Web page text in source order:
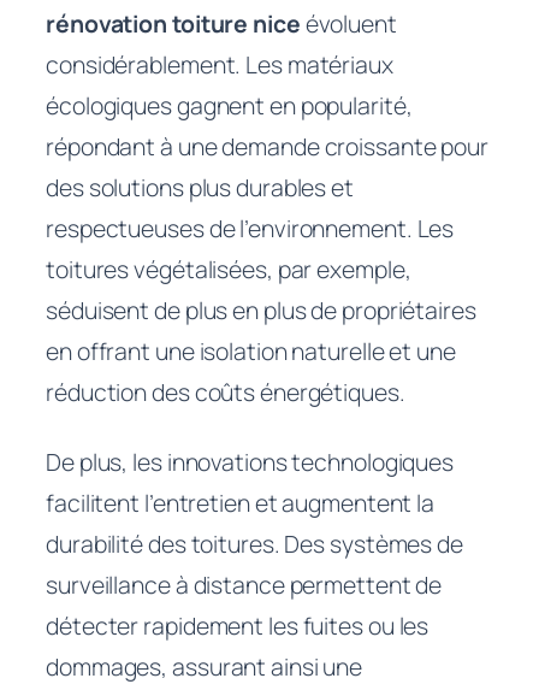
rénovation toiture niceévoluent
considérablement. Les matériaux
écologiques gagnent en popularité,
répondant à une demande croissante pour
des solutions plus durables et
respectueuses de l’environnement. Les
toitures végétalisées, par exemple,
séduisent de plus en plus de propriétaires
en offrant une isolation naturelle et une
réduction des coûts énergétiques.
De plus, les innovations technologiques
facilitent l’entretien et augmentent la
durabilité des toitures. Des systèmes de
surveillance à distance permettent de
détecter rapidement les fuites ou les
dommages, assurant ainsi une